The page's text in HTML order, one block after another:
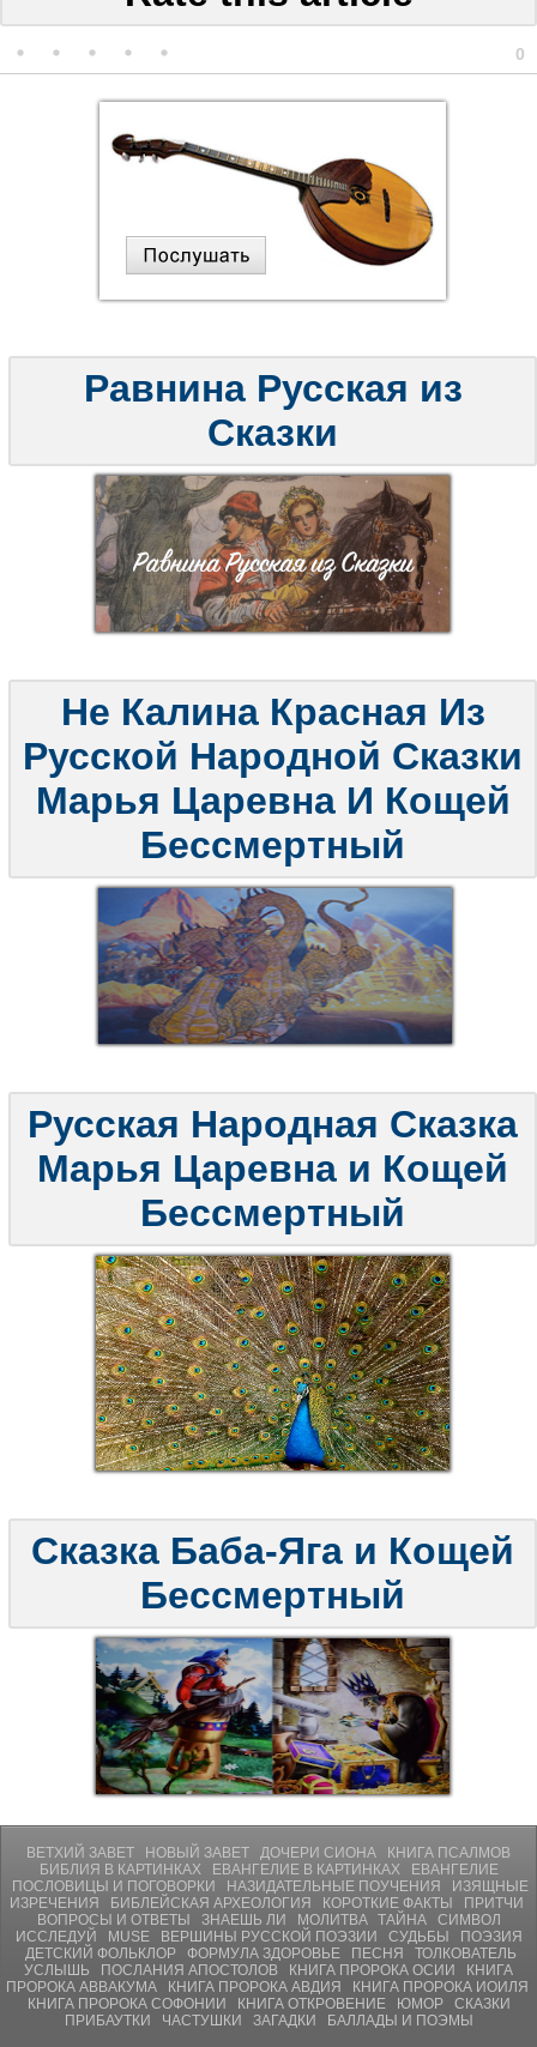
0
Равнина Русская из
Сказки
Не Калина Красная Из
Русской Народной Сказки
Марья Царевна И Кощей
Бессмертный
Русская Народная Сказка
Марья Царевна и Кощей
Бессмертный
Сказка Баба-Яга и Кощей
Бессмертный
ВЕТХИЙ ЗАВЕТ НОВЫЙ ЗАВЕТ ДОЧЕРИ СИОНА
КНИГА ПСАЛМОВ
БИБЛИЯ В КАРТИНКАХ
ЕВАНГЕЛИЕ В КАРТИНКАХ
ЕВАНГЕЛИЕ
ПОСЛОВИЦЫ И ПОГОВОРКИ
НАЗИДАТЕЛЬНЫЕ ПОУЧЕНИЯ
ИЗЯЩНЫЕ
ИЗРЕЧЕНИЯ
БИБЛЕЙСКАЯ АРХЕОЛОГИЯ КОРОТКИЕ ФАКТЫ
ПРИТЧИ
ВОПРОСЫ И ОТВЕТЫ
ЗНАЕШЬ ЛИ МОЛИТВA ТАЙНА
СИМВОЛ
ИССЛЕДУЙ
MUSE ВЕРШИНЫ РУССКОЙ ПОЭЗИИ СУДЬБЫ
ПОЭЗИЯ
ДЕТСКИЙ ФОЛЬКЛОР
ФОРМУЛА ЗДОРОВЬЕ ПЕСНЯ
ТОЛКОВАТЕЛЬ
УСЛЫШЬ
ПОСЛАНИЯ АПОСТОЛОВ КНИГА ПРОРОКА ОСИИ
КНИГА
ПРОРОКА АВВАКУМА
КНИГА ПРОРОКА АВДИЯ
КНИГА ПРОРОКА ИОИЛЯ
КНИГА ПРОРОКА СОФОНИИ
КНИГА ОТКРОВЕНИЕ ЮМОР
СКАЗКИ
ПРИБАУТКИ
ЧАСТУШКИ ЗАГАДКИ БАЛЛАДЫ И ПОЭМЫ